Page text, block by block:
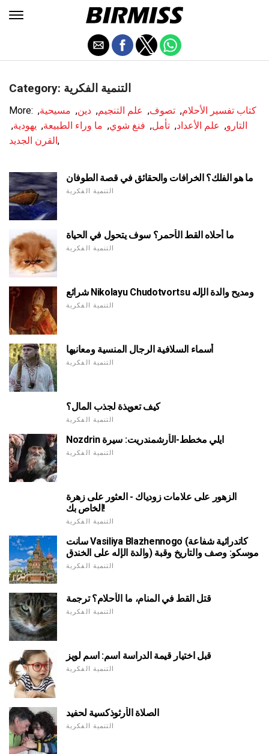
Category: التنمية الفكرية
More: كتاب تفسير الأحلام, تصوف, علم التنجيم, دين, مسيحية,
التارو, علم الأعداد, تأمل, فنغ شوي, ما وراء الطبيعة, يهودية,
القرن الجديد,
ما هو الفلك؟ الخرافات والحقائق في قصة الطوفان
التنمية الفكرية
ما أحلاه القط الأحمر؟ سوف يتحول في الحياة
التنمية الفكرية
شرائع Nikolayu Chudotvortsu ومديح والدة الإله
التنمية الفكرية
أسماء السلافية الرجال المنسية ومعانيها
التنمية الفكرية
كيف تعويذة لجذب المال؟
التنمية الفكرية
Nozdrin ايلي مخطط-الأرشمندريت: سيرة
التنمية الفكرية
الزهور على علامات زودياك - العثور على زهرة
الخاص بك!
التنمية الفكرية
سانت Vasiliya Blazhennogo (كاتدرائية شفاعة
والدة الإله على الخندق) موسكو: وصف والتاريخ وقبة
التنمية الفكرية
قتل القط في المنام، ما الأحلام؟ ترجمة
التنمية الفكرية
قبل اختيار قيمة الدراسة اسم: اسم لويز
التنمية الفكرية
الصلاة الأرثوذكسية لحفيد
التنمية الفكرية